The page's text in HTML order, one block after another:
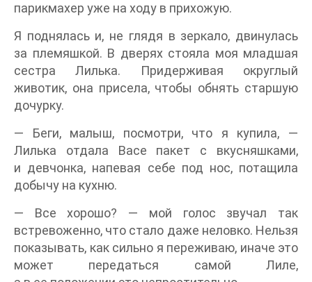
парикмахер уже на ходу в прихожую.
Я поднялась и, не глядя в зеркало, двинулась
за племяшкой. В дверях стояла моя младшая
сестра Лилька. Придерживая округлый
животик, она присела, чтобы обнять старшую
дочурку.
— Беги, малыш, посмотри, что я купила, —
Лилька отдала Васе пакет с вкусняшками,
и девчонка, напевая себе под нос, потащила
добычу на кухню.
— Все хорошо? — мой голос звучал так
встревоженно, что стало даже неловко. Нельзя
показывать, как сильно я переживаю, иначе это
может передаться самой Лиле,